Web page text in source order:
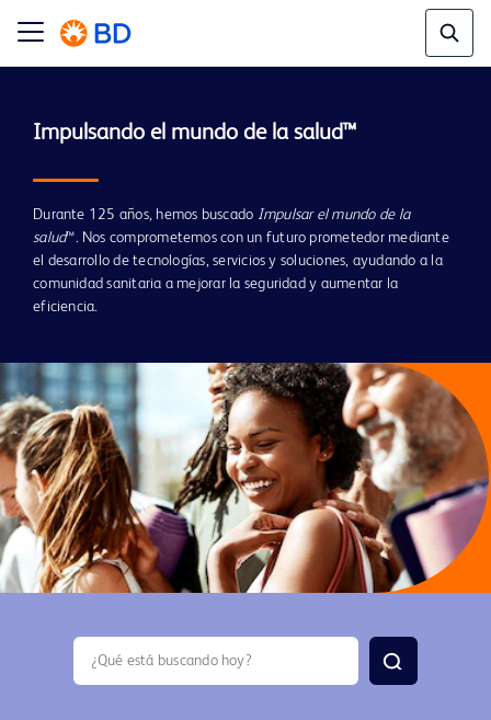
Durante 125 años, hemos buscado Impulsar el mundo de la
salud™. Nos comprometemos con un futuro prometedor mediante
el desarrollo de tecnologías, servicios y soluciones, ayudando a la
comunidad sanitaria a mejorar la seguridad y aumentar la
eficiencia.
search